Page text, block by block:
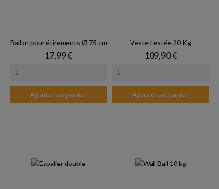
Ballon pour étirements Ø 75 cm
Prix
17,99 €
Ajouter au panier
Veste Lestée 20 Kg
Prix
109,90 €
Ajouter au panier